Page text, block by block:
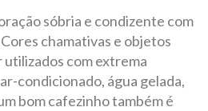
sóbria e condizente com
chamativas e objetos
com extrema
condicionado, água gelada,
bom cafezinho também é